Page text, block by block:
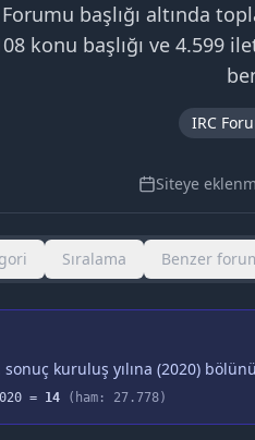
başlığı altında
konu başlığı ve
IRC
Siteye
Sıralama Benzer
kuruluş yılına (2020)
= 14 (ham: 27.778)